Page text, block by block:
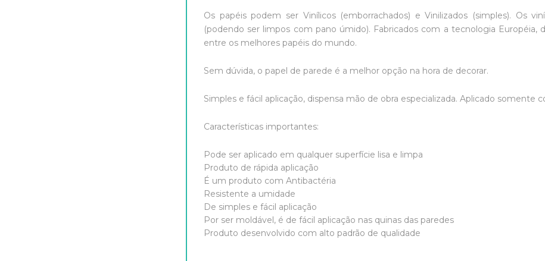
Os papéis podem ser Vinílicos (emborrachados) e Vinilizados (simples). Os
(podendo ser limpos com pano úmido). Fabricados com a tecnologia Européia,
entre os melhores papéis do mundo.
Sem dúvida, o papel de parede é a melhor opção na hora de decorar.
Simples e fácil aplicação, dispensa mão de obra especializada. Aplicado somente
Características importantes:
Pode ser aplicado em qualquer superfície lisa e limpa
Produto de rápida aplicação
É um produto com Antibactéria
Resistente a umidade
De simples e fácil aplicação
Por ser moldável, é de fácil aplicação nas quinas das paredes
Produto desenvolvido com alto padrão de qualidade